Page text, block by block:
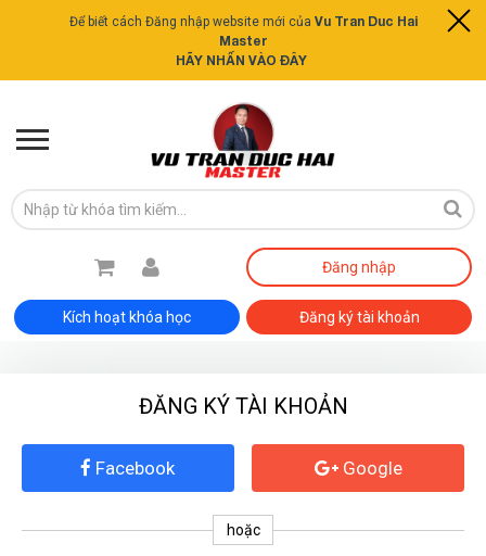
Để biết cách Đăng nhập website mới của Vu Tran Duc Hai
Master
HÃY NHẤN VÀO ĐÂY
Kích hoạt khóa học
Đăng nhập
Đăng ký tài khoản
ĐĂNG KÝ TÀI KHOẢN
Facebook Google
hoặc
ĐĂNG KÝ TƯ VẤN MIỄN PHÍ